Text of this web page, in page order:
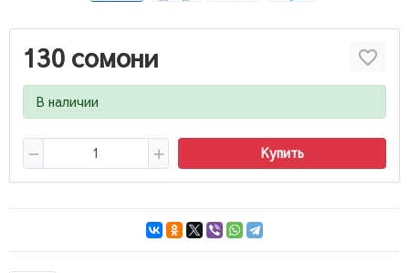
130 сомони
В наличии
Купить